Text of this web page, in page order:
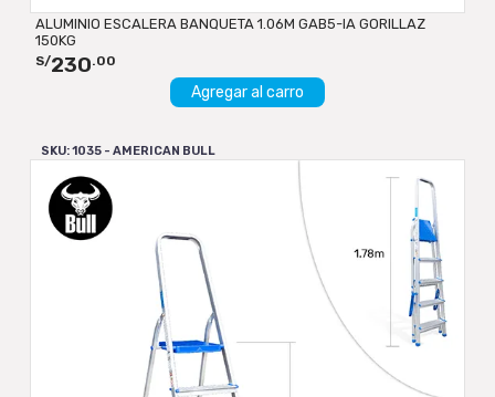
ALUMINIO ESCALERA BANQUETA 1.06M GAB5-IA GORILLAZ
150KG
S/230.00
Agregar al carro
SKU: 1035 - AMERICAN BULL